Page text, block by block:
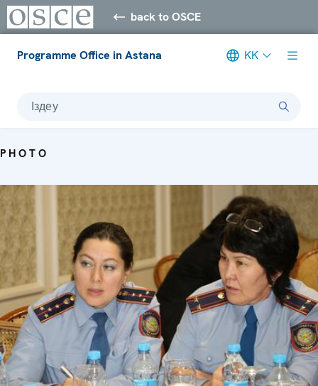
back to OSCE
Programme Office in Astana KK
Іздеу
PHOTO